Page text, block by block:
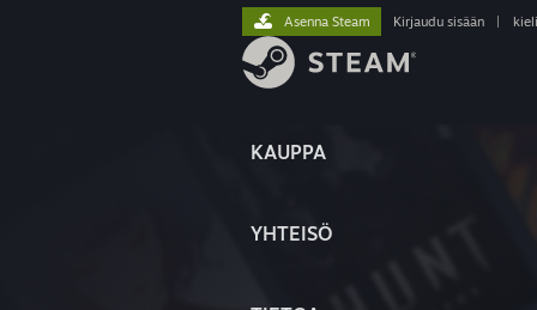
KAUPPA
YHTEISÖ
Asenna Steam Kirjaudu sisään kieli